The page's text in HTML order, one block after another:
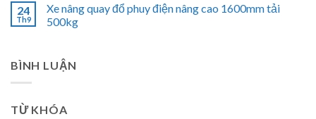
24
Th9
Xe nâng quay đổ phuy điện nâng cao 1600mm tải
500kg
BÌNH LUẬN
TỪ KHÓA